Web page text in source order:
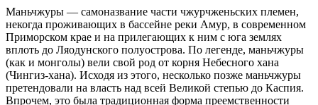
Маньчжуры — самоназвание части чжурчженьских племен,
некогда проживающих в бассейне реки Амур, в современном
Приморском крае и на прилегающих к ним с юга землях
вплоть до Ляодунского полуострова. По легенде, маньчжуры
(как и монголы) вели свой род от корня Небесного хана
(Чингиз-хана). Исходя из этого, несколько позже маньчжуры
претендовали на власть над всей Великой степью до Каспия.
Впрочем, это была традиционная форма преемственности